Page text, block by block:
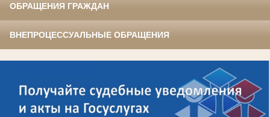
ОБРАЩЕНИЯ ГРАЖДАН
ВНЕПРОЦЕССУАЛЬНЫЕ ОБРАЩЕНИЯ